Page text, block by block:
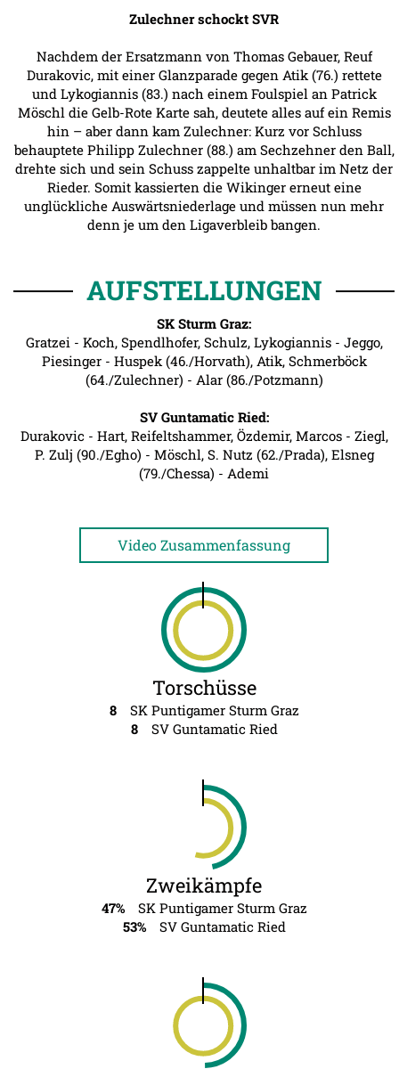
Zulechner schockt SVR
Nachdem der Ersatzmann von Thomas Gebauer, Reuf
Durakovic, mit einer Glanzparade gegen Atik (76.) rettete
und Lykogiannis (83.) nach einem Foulspiel an Patrick
Möschl die Gelb-Rote Karte sah, deutete alles auf ein Remis
hin – aber dann kam Zulechner: Kurz vor Schluss
behauptete Philipp Zulechner (88.) am Sechzehner den Ball,
drehte sich und sein Schuss zappelte unhaltbar im Netz der
Rieder. Somit kassierten die Wikinger erneut eine
unglückliche Auswärtsniederlage und müssen nun mehr
denn je um den Ligaverbleib bangen.
AUFSTELLUNGEN
SK Sturm Graz:
Gratzei - Koch, Spendlhofer, Schulz, Lykogiannis - Jeggo,
Piesinger - Huspek (46./Horvath), Atik, Schmerböck
(64./Zulechner) - Alar (86./Potzmann)
SV Guntamatic Ried:
Durakovic - Hart, Reifeltshammer, Özdemir, Marcos - Ziegl,
P. Zulj (90./Egho) - Möschl, S. Nutz (62./Prada), Elsneg
(79./Chessa) - Ademi
Video Zusammenfassung
Torschüsse
8
SK Puntigamer Sturm Graz
8
SV Guntamatic Ried
Zweikämpfe
47%
SK Puntigamer Sturm Graz
53%
SV Guntamatic Ried